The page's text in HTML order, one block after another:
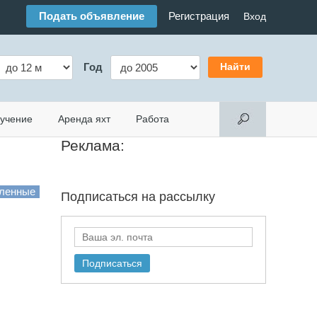
Подать объявление Регистрация Вход
Год
Аренда яхт Работа
Реклама:
Подписаться на рассылку